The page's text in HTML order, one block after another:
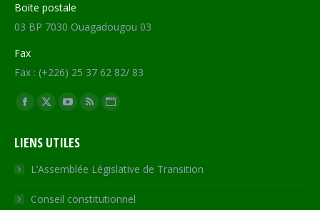
Boite postale
03 BP 7030 Ouagadougou 03
Fax
Fax : (+226) 25 37 62 82/ 83
Trouvez nous sur :
Facebook
opens
in
new
window
X
opens
in
new
window
YouTube
opens
in
new
window
RSS
in
new
window
Site
opens
in
new
LIENS UTILES
L’Assemblée Législative de Transition
Conseil constitutionnel